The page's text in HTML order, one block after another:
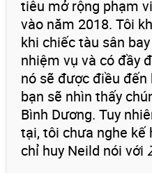
tiêu mở rộng phạm
vào năm 2018. Tôi
khi chiếc tàu sân
nhiệm vụ và có đầy
nó sẽ được điều
bạn sẽ nhìn thấy
Bình Dương. Tuy
tại, tôi chưa nghe kế
chỉ huy Neild nói với